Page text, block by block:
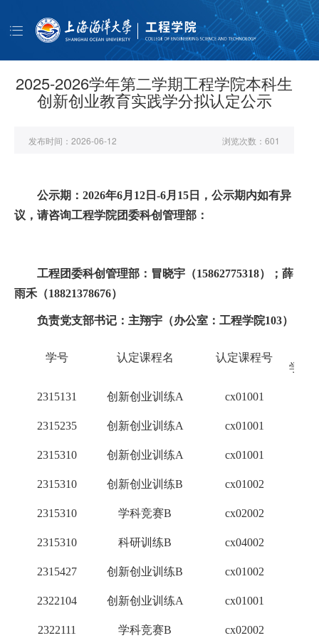
首页
师资队伍
学生工作
公共服务
2025-2026学年第二学期工程学院本科生
创新创业教育实践学分拟认定公示
发布时间： 2026-06-12 浏览次数： 601
公示期：2026年6月12日-6月15日，公示期内如有异
议， 请咨询工程学院团委科创管理部：
工程团委科创管理部：冒晓宇 （15862775318）；薛
雨禾（18821378676）
负责党支部书记：主翔宇（办公室：工程学院103）
学号 认定课程名 认定课程号
学分
2315131 创新创业训练A cx01001
2315235 创新创业训练A cx01001
2315310 创新创业训练A cx01001
2315310 创新创业训练B cx01002
2315310 学科竞赛B cx02002
2315310 科研训练B cx04002
2315427 创新创业训练B cx01002
2322104 创新创业训练A cx01001
2322111 学科竞赛B cx02002